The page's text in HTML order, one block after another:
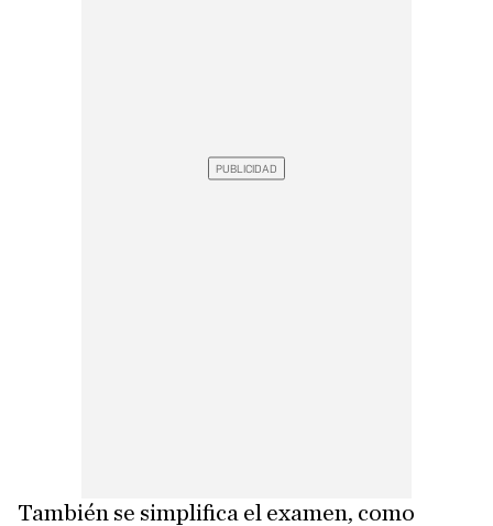
También se simplifica el examen, como